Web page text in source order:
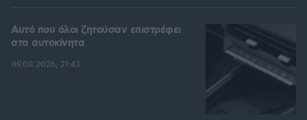
Αυτό που όλοι ζητούσαν επιστρέφει
στα αυτοκίνητα
09.08.2026, 21:43